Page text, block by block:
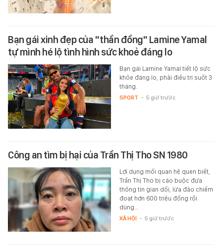
Bạn gái xinh đẹp của "thần đồng" Lamine Yamal
tự mình hé lộ tình hình sức khoẻ đáng lo
Bạn gái Lamine Yamal tiết lộ sức
khỏe đáng lo, phải điều trị suốt 3
tháng.
SPORT - 5 giờ trước
Công an tìm bị hại của Trần Thị Tho SN 1980
Lợi dụng mối quan hệ quen biết,
Trần Thị Tho bị cáo buộc đưa
thông tin gian dối, lừa đảo chiếm
đoạt hơn 600 triệu đồng rồi
dùng…
XÃ HỘI - 5 giờ trước